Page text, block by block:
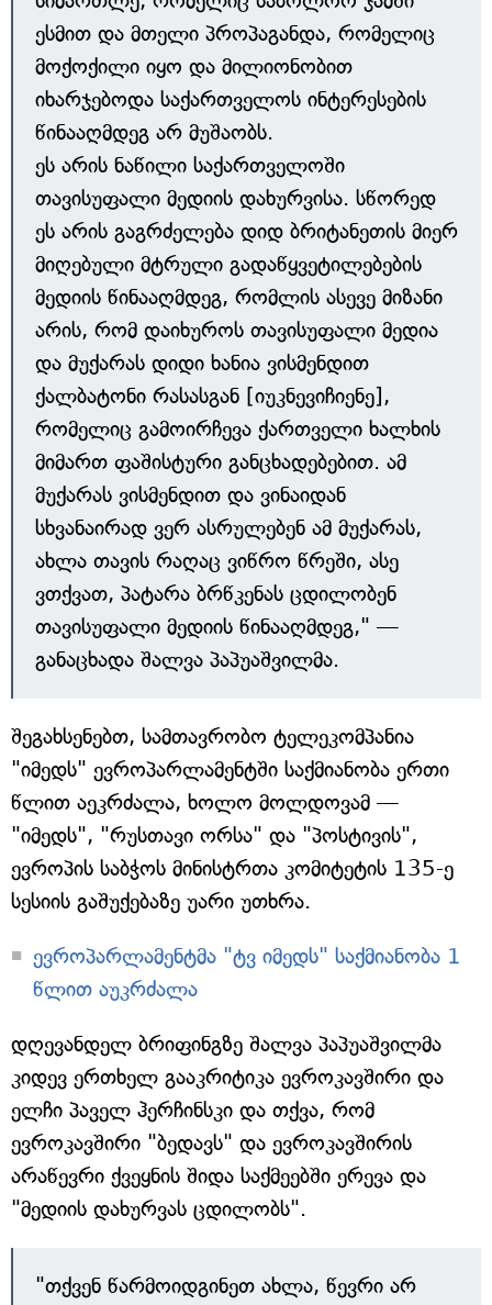
ესმით და მთელი პროპაგანდა, რომელიც
მოქოქილი იყო და მილიონობით
იხარჯებოდა საქართველოს ინტერესების
წინააღმდეგ არ მუშაობს.
ეს არის ნაწილი საქართველოში
თავისუფალი მედიის დახურვისა. სწორედ
ეს არის გაგრძელება დიდ ბრიტანეთის მიერ
მიღებული მტრული გადაწყვეტილებების
მედიის წინააღმდეგ, რომლის ასევე მიზანი
არის, რომ დაიხუროს თავისუფალი მედია
და მუქარას დიდი ხანია ვისმენდით
ქალბატონი რასასგან [იუკნევიჩიენე],
რომელიც გამოირჩევა ქართველი ხალხის
მიმართ ფაშისტური განცხადებებით. ამ
მუქარას ვისმენდით და ვინაიდან
სხვანაირად ვერ ასრულებენ ამ მუქარას,
ახლა თავის რაღაც ვიწრო წრეში, ასე
ვთქვათ, პატარა ბრწკენას ცდილობენ
თავისუფალი მედიის წინააღმდეგ," —
განაცხადა შალვა პაპუაშვილმა.
შეგახსენებთ, სამთავრობო ტელეკომპანია
"იმედს" ევროპარლამენტში საქმიანობა ერთი
წლით აეკრძალა, ხოლო მოლდოვამ —
"იმედს", "რუსთავი ორსა" და "პოსტივის",
ევროპის საბჭოს მინისტრთა კომიტეტის 135-ე
სესიის გაშუქებაზე უარი უთხრა.
ევროპარლამენტმა "ტვ იმედს" საქმიანობა 1
წლით აუკრძალა
დღევანდელ ბრიფინგზე შალვა პაპუაშვილმა
კიდევ ერთხელ გააკრიტიკა ევროკავშირი და
ელჩი პაველ ჰერჩინსკი და თქვა, რომ
ევროკავშირი "ბედავს" და ევროკავშირის
არაწევრი ქვეყნის შიდა საქმეებში ერევა და
"მედიის დახურვას ცდილობს".
"თქვენ წარმოიდგინეთ ახლა, წევრი არ